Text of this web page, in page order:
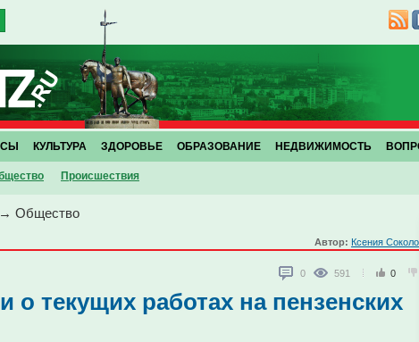
Проиcшествия
КУЛЬТУРА ЗДОРОВЬЕ ОБРАЗОВАНИЕ НЕДВИЖИМОСТЬ
→ Общество
Автор: Ксения
0 591 0
о текущих работах на пензенских